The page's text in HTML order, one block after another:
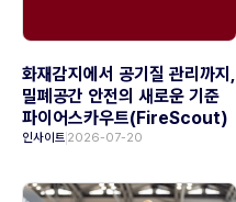
화재감지에서 공기질 관리까지,
밀폐공간 안전의 새로운 기준
파이어스카우트(FireScout)
인사이트 2026-07-20